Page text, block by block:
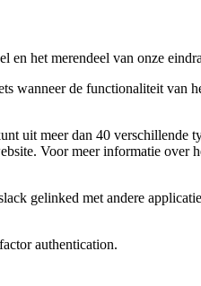
het merendeel van onze
de functionaliteit van
uit meer dan 40 verschillende
Voor meer informatie
gelinked met andere
authentication.